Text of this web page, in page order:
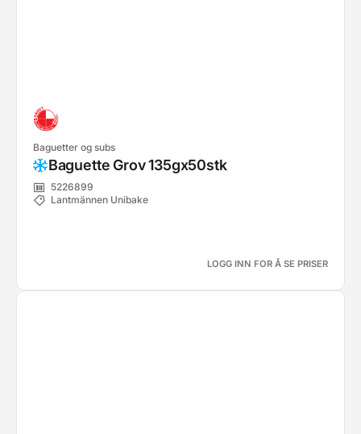
Baguetter og subs
Baguette Grov 135gx50stk
5226899
Lantmännen Unibake
LOGG INN FOR Å SE PRISER